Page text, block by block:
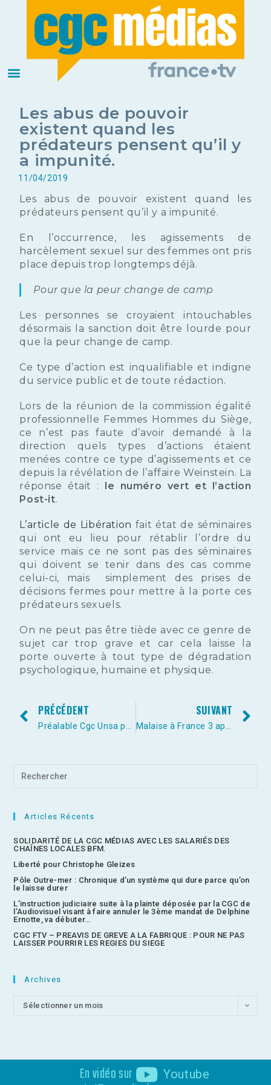
Les abus de pouvoir
existent quand les
prédateurs pensent qu’il y
a impunité.
11/04/2019
Les abus de pouvoir existent quand les
prédateurs pensent qu’il y a impunité.
En l’occurrence, les agissements de
harcèlement sexuel sur des femmes ont pris
place depuis trop longtemps déjà.
Pour que la peur change de camp
Les personnes se croyaient intouchables
désormais la sanction doit être lourde pour
que la peur change de camp.
Ce type d’action est inqualifiable et indigne
du service public et de toute rédaction.
Lors de la réunion de la commission égalité
professionnelle Femmes Hommes du Siège,
ce n’est pas faute d’avoir demandé à la
direction quels types d’actions étaient
menées contre ce type d’agissements et ce
depuis la révélation de l’affaire Weinstein. La
réponse était : le numéro vert et l’action
Post-it.
L’article de Libération fait état de séminaires
qui ont eu lieu pour rétablir l’ordre du
service mais ce ne sont pas des séminaires
qui doivent se tenir dans des cas comme
celui-ci, mais simplement des prises de
décisions fermes pour mettre à la porte ces
prédateurs sexuels.
On ne peut pas être tiède avec ce genre de
sujet car trop grave et car cela laisse la
porte ouverte à tout type de dégradation
psychologique, humaine et physique.
PRÉCÉDENT SUIVANT
Articles Récents
SOLIDARITÉ DE LA CGC MÉDIAS AVEC LES SALARIÉS DES
CHAÎNES LOCALES BFM.
Liberté pour Christophe Gleizes
Pôle Outre-mer : Chronique d’un système qui dure parce qu’on
le laisse durer
L’instruction judiciaire suite à la plainte déposée par la CGC de
l’Audiovisuel visant à faire annuler le 3ème mandat de Delphine
Ernotte, va débuter…
CGC FTV – PREAVIS DE GREVE A LA FABRIQUE : POUR NE PAS
LAISSER POURRIR LES REGIES DU SIEGE
Archives
Sélectionner un mois
En vidéo sur Youtube